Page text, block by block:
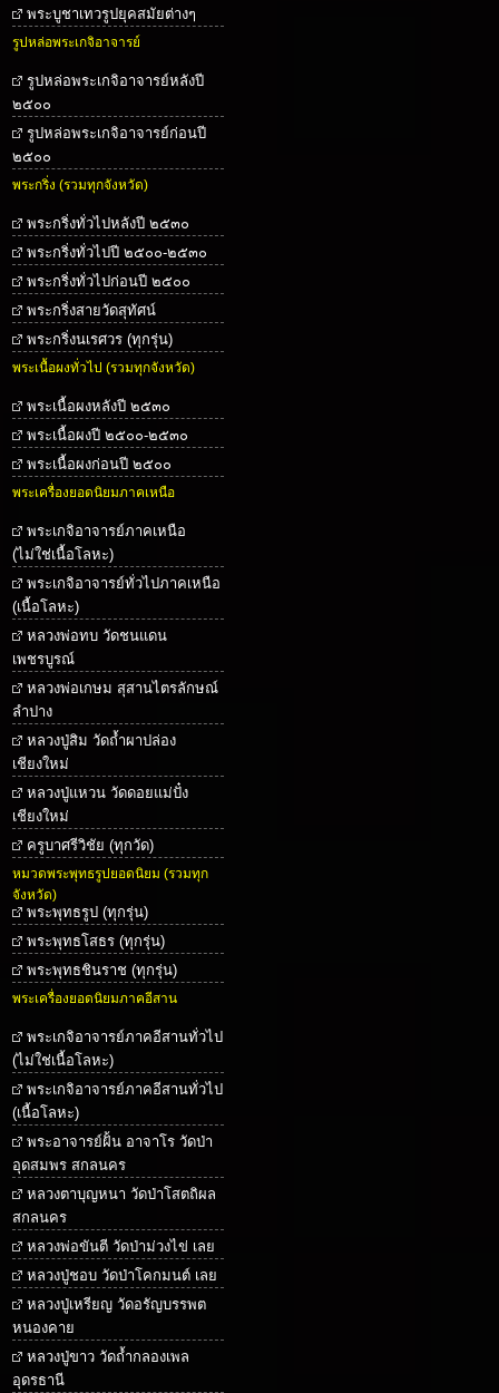
พระบูชาเทวรูปยุคสมัยต่างๆ
รูปหล่อพระเกจิอาจารย์
รูปหล่อพระเกจิอาจารย์หลังปี
๒๕๐๐
รูปหล่อพระเกจิอาจารย์ก่อนปี
๒๕๐๐
พระกริ่ง (รวมทุกจังหวัด)
พระกริ่งทั่วไปหลังปี ๒๕๓๐
พระกริ่งทั่วไปปี ๒๕๐๐-๒๕๓๐
พระกริ่งทั่วไปก่อนปี ๒๕๐๐
พระกริ่งสายวัดสุทัศน์
พระกริ่งนเรศวร (ทุกรุ่น)
พระเนื้อผงทั่วไป (รวมทุกจังหวัด)
พระเนื้อผงหลังปี ๒๕๓๐
พระเนื้อผงปี ๒๕๐๐-๒๕๓๐
พระเนื้อผงก่อนปี ๒๕๐๐
พระเครื่องยอดนิยมภาคเหนือ
พระเกจิอาจารย์ภาคเหนือ
(ไม่ใช่เนื้อโลหะ)
พระเกจิอาจารย์ทั่วไปภาคเหนือ
(เนื้อโลหะ)
หลวงพ่อทบ วัดชนแดน
เพชรบูรณ์
หลวงพ่อเกษม สุสานไตรลักษณ์
ลำปาง
หลวงปู่สิม วัดถ้ำผาปล่อง
เชียงใหม่
หลวงปู่แหวน วัดดอยแม่ปั๋ง
เชียงใหม่
ครูบาศรีวิชัย (ทุกวัด)
หมวดพระพุทธรูปยอดนิยม (รวมทุก
จังหวัด)
พระพุทธรูป (ทุกรุ่น)
พระพุทธโสธร (ทุกรุ่น)
พระพุทธชินราช (ทุกรุ่น)
พระเครื่องยอดนิยมภาคอีสาน
พระเกจิอาจารย์ภาคอีสานทั่วไป
(ไม่ใช่เนื้อโลหะ)
พระเกจิอาจารย์ภาคอีสานทั่วไป
(เนื้อโลหะ)
พระอาจารย์ฝั้น อาจาโร วัดป่า
อุดสมพร สกลนคร
หลวงตาบุญหนา วัดป่าโสตถิผล
สกลนคร
หลวงพ่อขันตี วัดป่าม่วงไข่ เลย
หลวงปู่ชอบ วัดป่าโคกมนต์ เลย
หลวงปู่เหรียญ วัดอรัญบรรพต
หนองคาย
หลวงปู่ขาว วัดถ้ำกลองเพล
อุดรธานี